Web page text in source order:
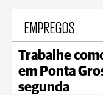
EMPREGOS
Trabalhe
em Ponta
segunda